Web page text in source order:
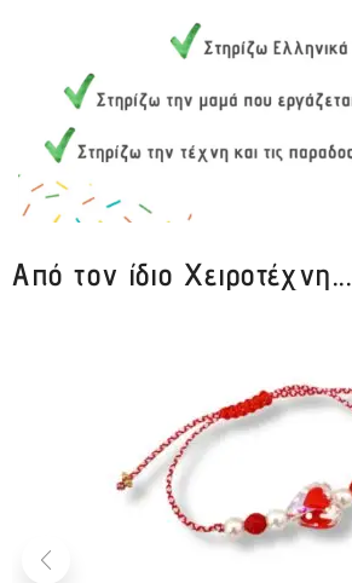
Από τον ίδιο Χειροτέχνη...